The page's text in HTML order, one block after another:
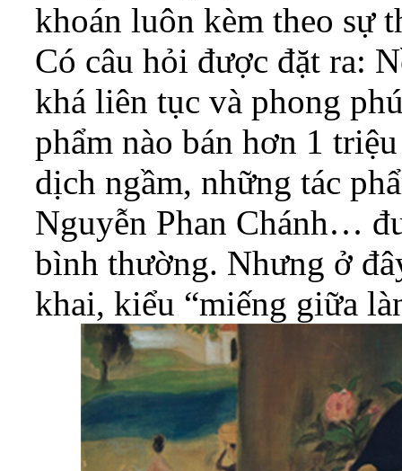
khoán luôn kèm theo sự
Có câu hỏi được đặt ra:
khá liên tục và phong
phẩm nào bán hơn 1
dịch ngầm, những tác
Nguyễn Phan Chánh…
bình thường. Nhưng ở
khai, kiểu “miếng giữa